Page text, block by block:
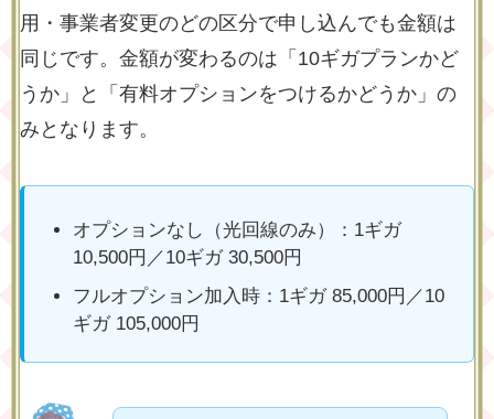
用・事業者変更のどの区分で申し込んでも金額は
同じです。金額が変わるのは「10ギガプランかど
うか」と「有料オプションをつけるかどうか」の
みとなります。
オプションなし（光回線のみ）：1ギガ
10,500円／10ギガ 30,500円
フルオプション加入時：1ギガ 85,000円／10
ギガ 105,000円